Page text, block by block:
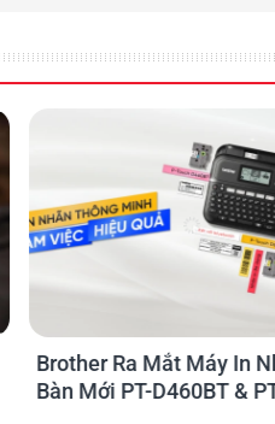
nhà kho, cửa hàng
nhau cho một loạt các
Brother Ra Mắt Máy In
Bàn Mới PT-D460BT & PT-